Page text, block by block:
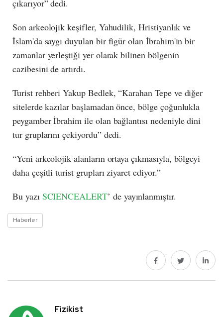
çıkarıyor” dedi.
Son arkeolojik keşifler, Yahudilik, Hristiyanlık ve
İslam'da saygı duyulan bir figür olan İbrahim'in bir
zamanlar yerleştiği yer olarak bilinen bölgenin
cazibesini de artırdı.
Turist rehberi Yakup Bedlek, “Karahan Tepe ve diğer
sitelerde kazılar başlamadan önce, bölge çoğunlukla
peygamber İbrahim ile olan bağlantısı nedeniyle dini
tur gruplarını çekiyordu” dedi.
“Yeni arkeolojik alanların ortaya çıkmasıyla, bölgeyi
daha çeşitli turist grupları ziyaret ediyor.”
Bu yazı SCIENCEALERT’ de yayınlanmıştır.
Haberler
Fizikist